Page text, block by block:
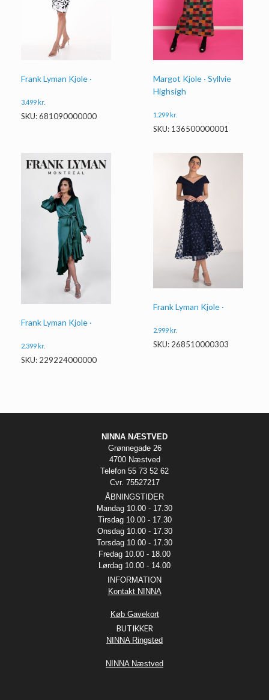
Frank Lyman Kjole ·
3.499 kr.
SKU: 681090000000
Margot Kjole · Syllvie
Highsigh
1.299 kr.
SKU: 136500000001
Frank Lyman Kjole ·
2.399 kr.
SKU: 229224000000
Frank Lyman Kjole ·
2.999kr.
SKU: 268510000303
NINNA NÆSTVED
Grønnegade 26
4700 Næstved
Telefon 55 73 52 62
Cvr. 75527217
ÅBNINGSTIDER
Mandag 10.00 - 17.30
Tirsdag 10.00 - 17.30
Onsdag 10.00 - 17.30
Torsdag 10.00 - 17.30
Fredag 10.00 - 18.00
Lørdag 10.00 - 14.00
INFORMATION
Kontakt NINNA
Køb Gavekort
BUTIKKER
NINNA Ringsted
NINNA Næstved